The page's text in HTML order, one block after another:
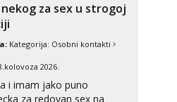
min
Za vas sam
za sex u strogoj
Kategorija: Osobni kontakti
2026.
i imam jako puno
za redovan sex na